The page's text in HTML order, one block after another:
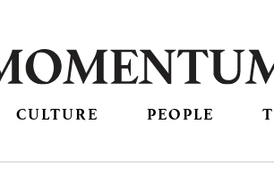
CULTURE PEOPLE